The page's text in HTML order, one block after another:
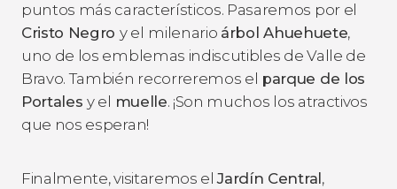
puntos más característicos. Pasaremos por el
Cristo Negro y el milenario árbol Ahuehuete,
uno de los emblemas indiscutibles de Valle de
Bravo. También recorreremos el parque de los
Portalesy el muelle. ¡Son muchos los atractivos
que nos esperan!
Finalmente, visitaremos elJardín Central ,